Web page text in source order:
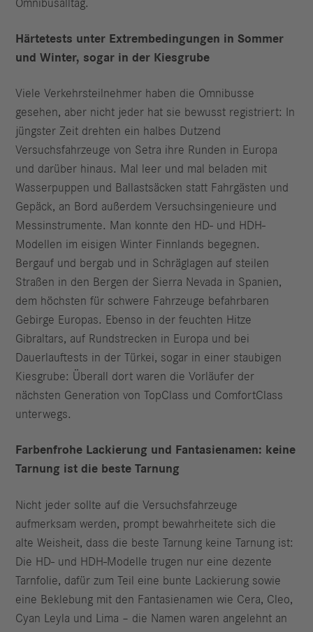
Omnibusalltag.
Härtetests unter Extrembedingungen in Sommer
und Winter, sogar in der Kiesgrube
Viele Verkehrsteilnehmer haben die Omnibusse
gesehen, aber nicht jeder hat sie bewusst registriert: In
jüngster Zeit drehten ein halbes Dutzend
Versuchsfahrzeuge von Setra ihre Runden in Europa
und darüber hinaus. Mal leer und mal beladen mit
Wasserpuppen und Ballastsäcken statt Fahrgästen und
Gepäck, an Bord außerdem Versuchsingenieure und
Messinstrumente. Man konnte den HD- und HDH-
Modellen im eisigen Winter Finnlands begegnen.
Bergauf und bergab und in Schräglagen auf steilen
Straßen in den Bergen der Sierra Nevada in Spanien,
dem höchsten für schwere Fahrzeuge befahrbaren
Gebirge Europas. Ebenso in der feuchten Hitze
Gibraltars, auf Rundstrecken in Europa und bei
Dauerlauftests in der Türkei, sogar in einer staubigen
Kiesgrube: Überall dort waren die Vorläufer der
nächsten Generation von TopClass und ComfortClass
unterwegs.
Farbenfrohe Lackierung und Fantasienamen: keine
Tarnung ist die beste Tarnung
Nicht jeder sollte auf die Versuchsfahrzeuge
aufmerksam werden, prompt bewahrheitete sich die
alte Weisheit, dass die beste Tarnung keine Tarnung ist:
Die HD- und HDH-Modelle trugen nur eine dezente
Tarnfolie, dafür zum Teil eine bunte Lackierung sowie
eine Beklebung mit den Fantasienamen wie Cera, Cleo,
Cyan Leyla und Lima – die Namen waren angelehnt an